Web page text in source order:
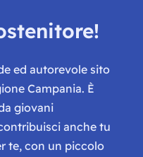
ed autorevole sito
Campania. È
giovani
anche tu
te, con un piccolo